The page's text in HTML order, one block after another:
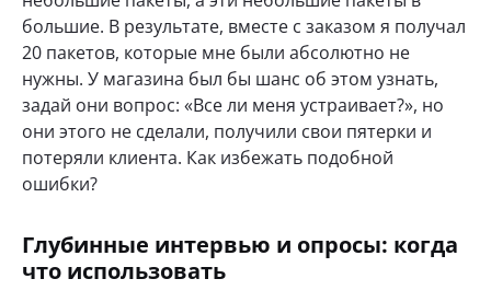
большие. В результате, вместе с заказом я получал
20 пакетов, которые мне были абсолютно не
нужны. У магазина был бы шанс об этом узнать,
задай они вопрос: «Все ли меня устраивает?», но
они этого не сделали, получили свои пятерки и
потеряли клиента. Как избежать подобной
ошибки?
Глубинные интервью и опросы: когда
что использовать